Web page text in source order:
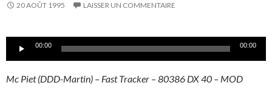
20 AOÛT 1995 LAISSER UN COMMENTAIRE
Lecteur00:00 00:00
Mc Piet (DDD-Martin) – Fast Tracker – 80386 DX 40 – MOD